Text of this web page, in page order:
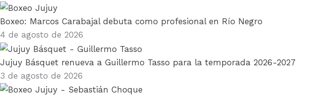
Boxeo: Marcos Carabajal debuta como profesional en Río Negro
4 de agosto de 2026
Jujuy Básquet renueva a Guillermo Tasso para la temporada 2026-2027
3 de agosto de 2026